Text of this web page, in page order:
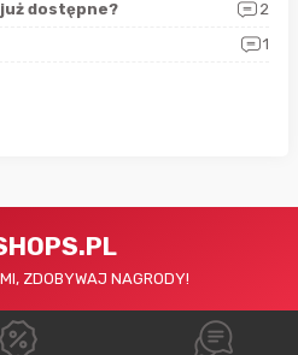
już dostępne?
2
1
ZDOBYWAJ NAGRODY!